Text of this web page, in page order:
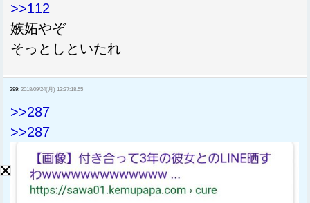
>>112
嫉妬やぞ
そっとしといたれ
299: 2018/09/24(月) 13:37:18.55
>>287
>>287